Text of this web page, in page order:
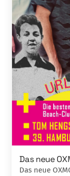
Das neue
Das neue